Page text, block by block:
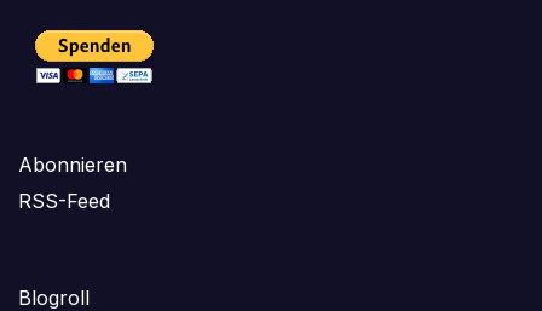
Abonnieren
RSS-Feed
Blogroll